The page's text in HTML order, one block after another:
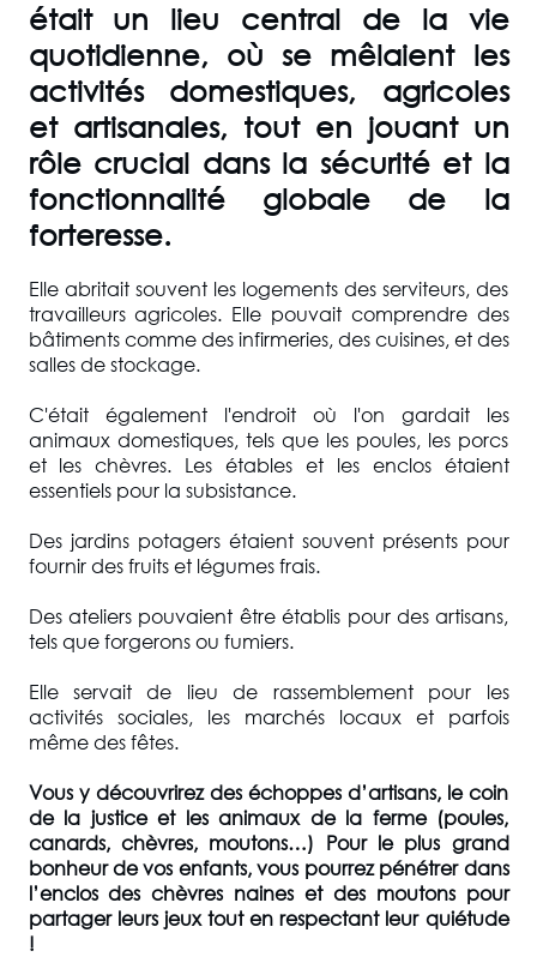
était un lieu central de la vie
quotidienne, où se mêlaient les
activités domestiques, agricoles
et artisanales, tout en jouant un
rôle crucial dans la sécurité et la
fonctionnalité globale de la
forteresse.
Elle abritait souvent les logements des serviteurs, des
travailleurs agricoles. Elle pouvait comprendre des
bâtiments comme des infirmeries, des cuisines, et des
salles de stockage.
C'était également l'endroit où l'on gardait les
animaux domestiques, tels que les poules, les porcs
et les chèvres. Les étables et les enclos étaient
essentiels pour la subsistance.
Des jardins potagers étaient souvent présents pour
fournir des fruits et légumes frais.
Des ateliers pouvaient être établis pour des artisans,
tels que forgerons ou fumiers.
Elle servait de lieu de rassemblement pour les
activités sociales, les marchés locaux et parfois
même des fêtes.
Vous y découvrirez des échoppes d’artisans, le coin
de la justice et les animaux de la ferme (poules,
canards, chèvres, moutons…) Pour le plus grand
bonheur de vos enfants, vous pourrez pénétrer dans
l’enclos des chèvres naines et des moutons pour
partager leurs jeux tout en respectant leur quiétude
!